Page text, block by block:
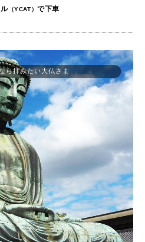
（YCAT）で下車
ら拝みたい大仏さま